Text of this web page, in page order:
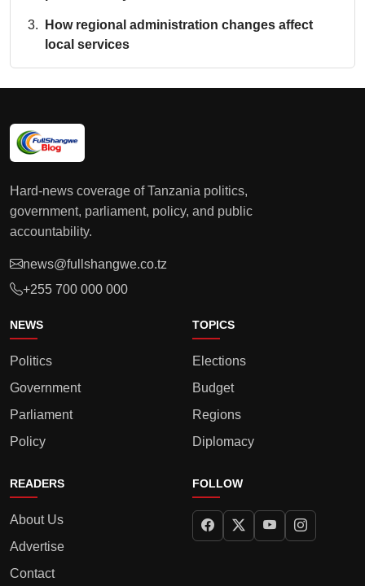
How regional administration changes affect
local services
Hard-news coverage of Tanzania politics,
government, parliament, policy, and public
accountability.
news@fullshangwe.co.tz
+255 700 000 000
NEWS
Politics
Government
Parliament
Policy
TOPICS
Elections
Budget
Regions
Diplomacy
READERS
About Us
Advertise
Contact
FOLLOW